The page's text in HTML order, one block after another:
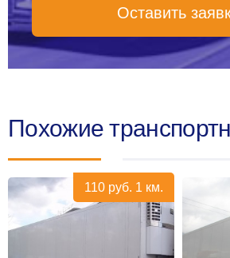
Оставить
Похожие
110 руб. 1 км.